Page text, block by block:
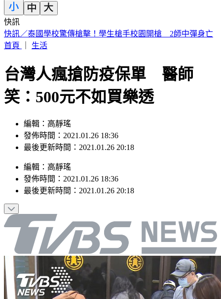
快訊
王凱靈堂曝光！黑色郵筒藏思念 70歲母缺席原因超催淚
首頁
生活
台灣人瘋搶防疫保單 醫師
笑：500元不如買樂透
編輯：高靜瑤
發佈時間：2021.01.26 18:36
最後更新時間：2021.01.26 20:18
編輯 ： 高靜瑤
發佈時間： 2021.01.26 18:36
最後更新時間： 2021.01.26 20:18